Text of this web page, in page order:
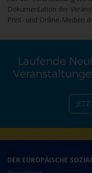
Dokumentation der
Print- und Online-Medien
Laufende
DER EUROPÄISCHE